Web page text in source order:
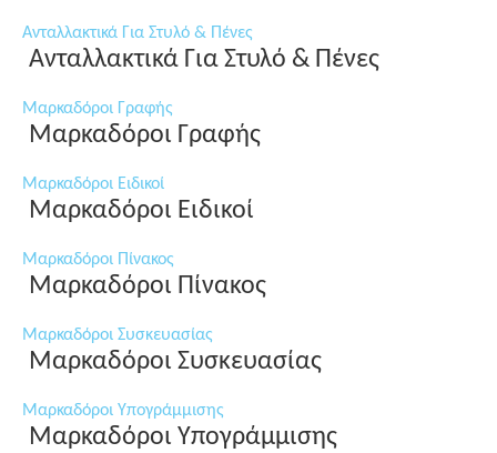
Ανταλλακτικά Για Στυλό & Πένες
Ανταλλακτικά Για Στυλό & Πένες
Μαρκαδόροι Γραφής
Μαρκαδόροι Γραφής
Μαρκαδόροι Ειδικοί
Μαρκαδόροι Ειδικοί
Μαρκαδόροι Πίνακος
Μαρκαδόροι Πίνακος
Μαρκαδόροι Συσκευασίας
Μαρκαδόροι Συσκευασίας
Μαρκαδόροι Υπογράμμισης
Μαρκαδόροι Υπογράμμισης